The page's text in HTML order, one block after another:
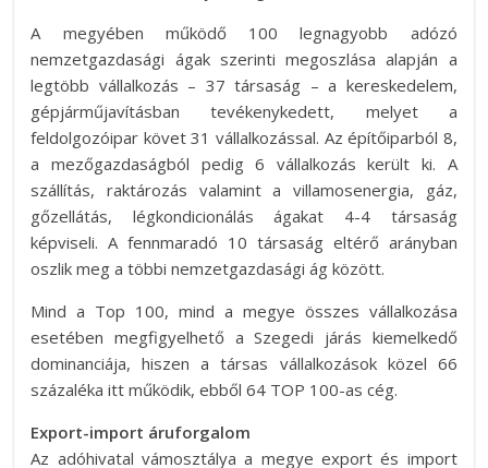
A megyében működő 100 legnagyobb adózó
nemzetgazdasági ágak szerinti megoszlása alapján a
legtöbb vállalkozás – 37 társaság – a kereskedelem,
gépjárműjavításban tevékenykedett, melyet a
feldolgozóipar követ 31 vállalkozással. Az építőiparból 8,
a mezőgazdaságból pedig 6 vállalkozás került ki. A
szállítás, raktározás valamint a villamosenergia, gáz,
gőzellátás, légkondicionálás ágakat 4-4 társaság
képviseli. A fennmaradó 10 társaság eltérő arányban
oszlik meg a többi nemzetgazdasági ág között.
Mind a Top 100, mind a megye összes vállalkozása
esetében megfigyelhető a Szegedi járás kiemelkedő
dominanciája, hiszen a társas vállalkozások közel 66
százaléka itt működik, ebből 64 TOP 100-as cég.
Export-import áruforgalom
Az adóhivatal vámosztálya a megye export és import